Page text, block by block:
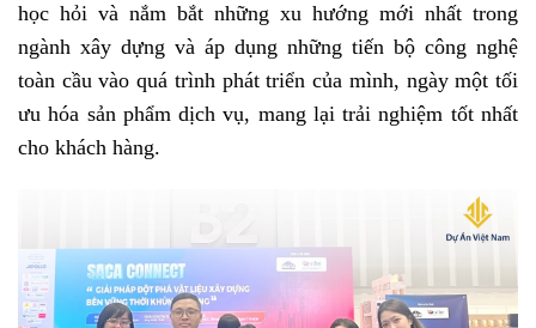
học hỏi và nắm bắt những xu hướng mới nhất trong
ngành xây dựng và áp dụng những tiến bộ công nghệ
toàn cầu vào quá trình phát triển của mình, ngày một tối
ưu hóa sản phẩm dịch vụ, mang lại trải nghiệm tốt nhất
cho khách hàng.